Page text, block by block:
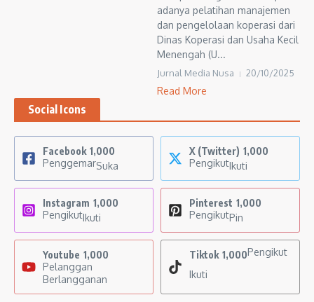
adanya pelatihan manajemen
dan pengelolaan koperasi dari
Dinas Koperasi dan Usaha Kecil
Menengah (U...
Jurnal Media Nusa 20/10/2025
Read More
Social Icons
Facebook 1,000
PenggemarSuka
X (Twitter) 1,000
PengikutIkuti
Instagram 1,000
PengikutIkuti
Pinterest 1,000
PengikutPin
Youtube 1,000
Pelanggan
Berlangganan
Tiktok 1,000Pengikut
Ikuti